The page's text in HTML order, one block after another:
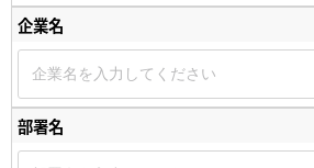
企業名
部署名